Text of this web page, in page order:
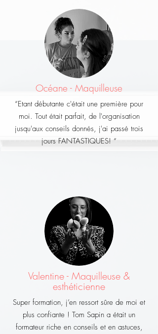
Océane - Maquilleuse
“Etant débutante c'était une première pour
moi. Tout était parfait, de l'organisation
jusqu'aux conseils donnés, j'ai passé trois
jours FANTASTIQUES! “
Valentine - Maquilleuse &
esthéticienne
Super formation, j’en ressort sûre de moi et
plus confiante ! Tom Sapin a était un
formateur riche en conseils et en astuces,